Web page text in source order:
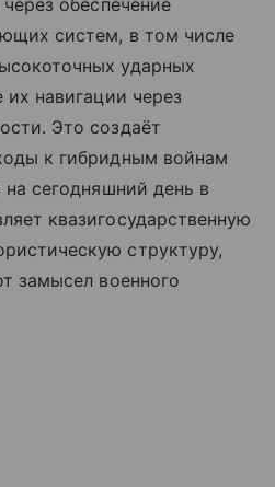
обеспечение
систем, в том числе
ударных
навигации через
Это создаёт
к гибридным войнам
сегодняшний день в
квазигосударственную
структуру,
замысел военного